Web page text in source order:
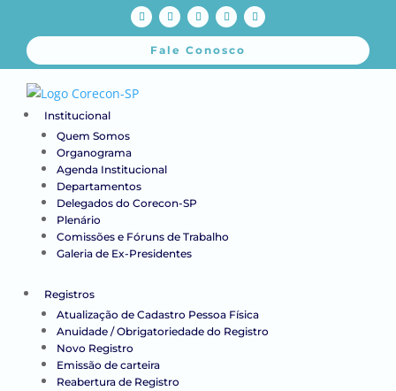
Fale Conosco
Institucional
Quem Somos
Organograma
Agenda Institucional
Departamentos
Delegados do Corecon-SP
Plenário
Comissões e Fóruns de Trabalho
Galeria de Ex-Presidentes
Registros
Atualização de Cadastro Pessoa Física
Anuidade / Obrigatoriedade do Registro
Novo Registro
Emissão de carteira
Reabertura de Registro